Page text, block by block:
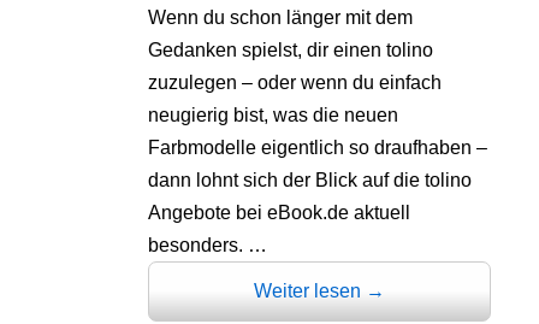
Wenn du schon länger mit dem
Gedanken spielst, dir einen tolino
zuzulegen – oder wenn du einfach
neugierig bist, was die neuen
Farbmodelle eigentlich so draufhaben –
dann lohnt sich der Blick auf die tolino
Angebote bei eBook.de aktuell
besonders. …
Weiter lesen →